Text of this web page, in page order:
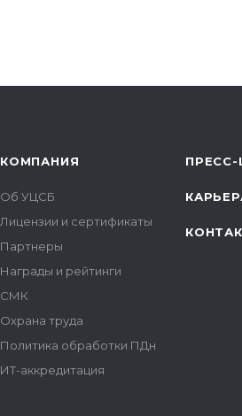
КОМПАНИЯ
Об УЦСБ
Лицензии и сертификаты
Партнеры
Награды и рейтинги
СМК
Охрана труда
Политика обработки ПДн
ИТ-аккредитация
ПРЕСС-